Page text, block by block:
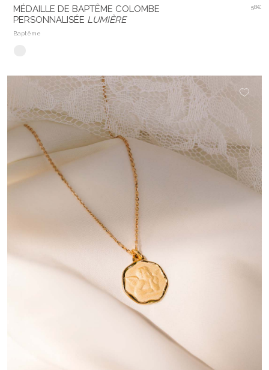
MÉDAILLE DE BAPTÊME COLOMBE
PERSONNALISÉE LUMIÈRE
Baptême
58€